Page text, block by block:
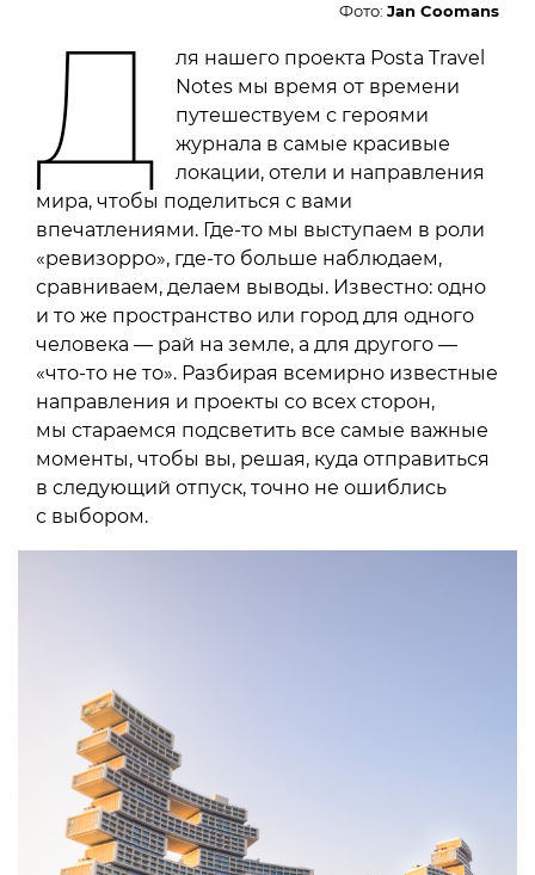
Фото: Jan Coomans
Д
ля нашего проекта Posta Travel
Notes мы время от времени
путешествуем с героями
журнала в самые красивые
локации, отели и направления
мира, чтобы поделиться с вами
впечатлениями. Где-то мы выступаем в роли
«ревизорро», где-то больше наблюдаем,
сравниваем, делаем выводы. Известно: одно
и то же пространство или город для одного
человека — рай на земле, а для другого —
«что-то не то». Разбирая всемирно известные
направления и проекты со всех сторон,
мы стараемся подсветить все самые важные
моменты, чтобы вы, решая, куда отправиться
в следующий отпуск, точно не ошиблись
с выбором.